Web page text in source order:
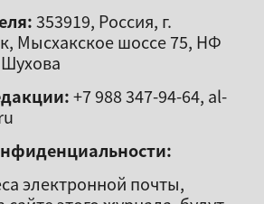
353919, Россия, г.
Мысхакское шоссе 75, НФ
+7 988 347-94-64, al-
электронной почты,